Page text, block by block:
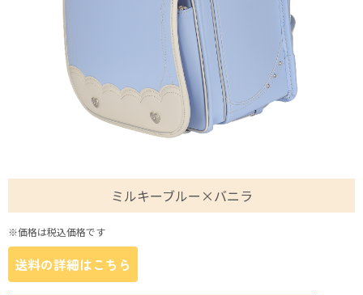
ミルキーブルー×バニラ
※価格は税込価格です
送料の詳細はこちら